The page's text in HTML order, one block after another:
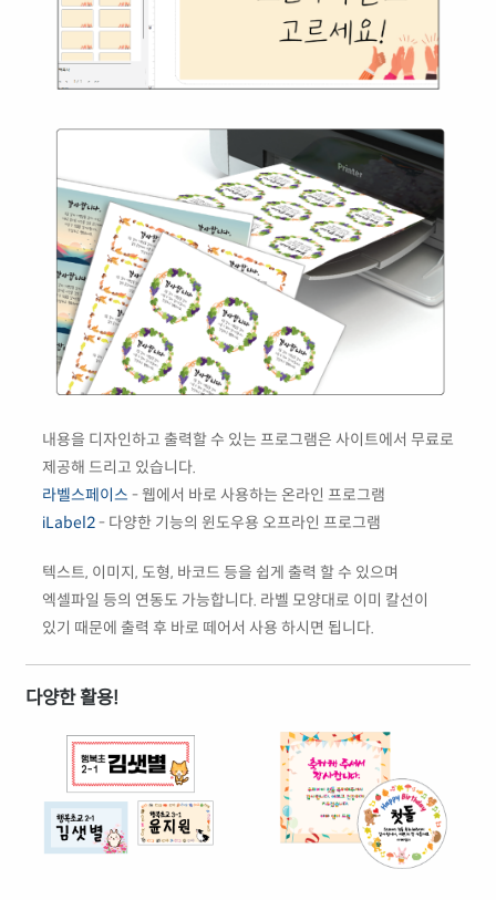
내용을 디자인하고 출력할 수 있는 프로그램은 사이트에서 무료로
제공해 드리고 있습니다.
라벨스페이스 - 웹에서 바로 사용하는 온라인 프로그램
iLabel2- 다양한 기능의 윈도우용 오프라인 프로그램
텍스트, 이미지, 도형, 바코드 등을 쉽게 출력 할 수 있으며
엑셀파일 등의 연동도 가능합니다. 라벨 모양대로 이미 칼선이
있기 때문에 출력 후 바로 떼어서 사용 하시면 됩니다.
다양한 활용!